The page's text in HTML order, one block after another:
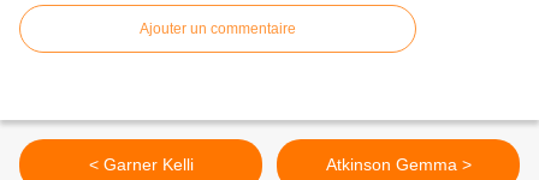
Ajouter un commentaire
< Garner Kelli Atkinson Gemma >